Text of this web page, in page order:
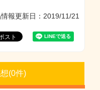
報更新日：2019/11/21
(0件)